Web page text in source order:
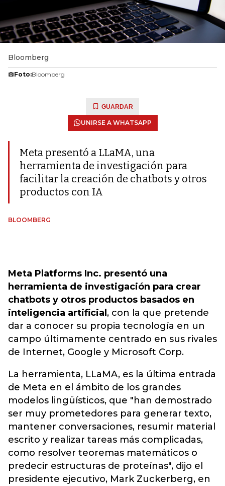
Bloomberg
Foto:Bloomberg
GUARDAR
UNIRSE A WHATSAPP
Meta presentó a LLaMA, una
herramienta de investigación para
facilitar la creación de chatbots y otros
productos con IA
BLOOMBERG
Meta Platforms Inc. presentó una
herramienta de investigación para crear
chatbots y otros productos basados en
inteligencia artificial , con la que pretende
dar a conocer su propia tecnología en un
campo últimamente centrado en sus rivales
de Internet, Google y Microsoft Corp.
La herramienta, LLaMA, es la última entrada
de Meta en el ámbito de los grandes
modelos lingüísticos, que "han demostrado
ser muy prometedores para generar texto,
mantener conversaciones, resumir material
escrito y realizar tareas más complicadas,
como resolver teoremas matemáticos o
predecir estructuras de proteínas", dijo el
presidente ejecutivo, Mark Zuckerberg, en